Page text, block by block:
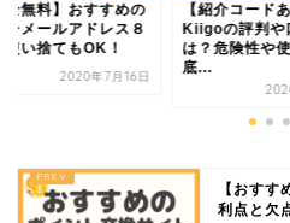
全無料】おすすめの
ーメールアドレス８
使い捨てもOK！
2020年7月16日
【紹介コードあ
Kiigoの評判や
は？危険性や
底...
【おすす
利点と欠